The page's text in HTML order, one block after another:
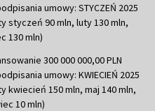
umowy: STYCZEŃ 2025
styczeń 90 mln, luty 130 mln,
130 mln)
300 000 000,00 PLN
umowy: KWIECIEŃ 2025
kwiecień 150 mln, maj 140 mln,
10 mln)